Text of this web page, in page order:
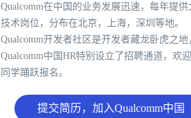
Qualcomm在中国的业务发展迅速，每年提供
技术岗位，分布在北京，上海，深圳等地。
Qualcomm开发者社区是开发者藏龙卧虎之地
Qualcomm中国HR特别设立了招聘通道，欢
同学踊跃报名。
提交简历，加入Qualcomm中国